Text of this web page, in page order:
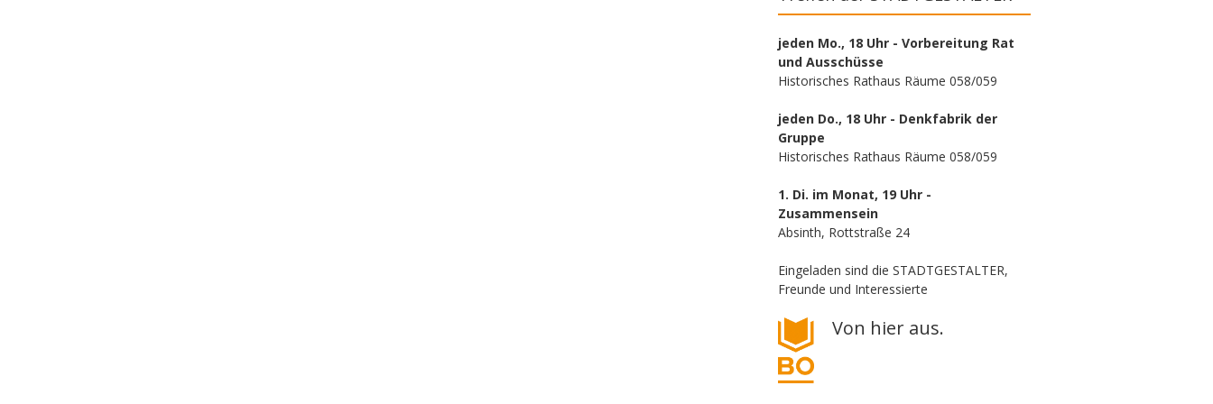
jeden Mo., 18 Uhr - Vorbereitung Rat
und Ausschüsse
Historisches Rathaus Räume 058/059
jeden Do., 18 Uhr - Denkfabrik der
Gruppe
Historisches Rathaus Räume 058/059
1. Di. im Monat, 19 Uhr -
Zusammensein
Absinth, Rottstraße 24
Eingeladen sind die STADTGESTALTER,
Freunde und Interessierte
Von hier aus.